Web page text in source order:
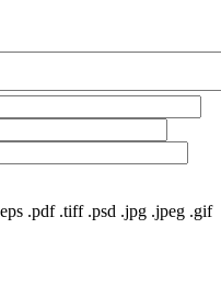
.pdf .tiff .psd .jpg .jpeg .gif